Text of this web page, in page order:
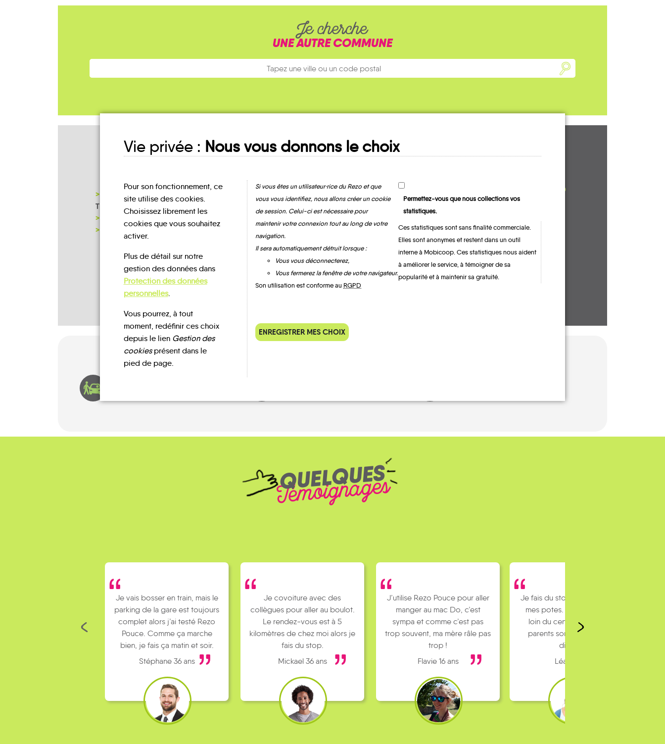
Je cherche
UNE AUTRE COMMUNE
Mes lieux
AGENCE DE LA MOBILITÉ -
TRANSPORTS
MAISON FRANCE SERVICES
NOTRE PAGE D'INSCRIPTION
Ma fiche
Lunéville
UN AVIS, UN
À PARTAGER ?
CONTACTEZ-NOUS !
QUELQUES
Témoignages
Je vais bosser en train, mais le
parking de la gare est toujours
complet alors j’ai testé Rezo
Pouce. Comme ça marche
bien, je fais ça matin et soir.
Stéphane 36 ans
Je covoiture avec des
collègues pour aller au boulot.
Le rendez-vous est à 5
kilomètres de chez moi alors je
fais du stop.
Mickael 36 ans
J’utilise Rezo Pouce pour aller
manger au mac Do, c’est
sympa et comme c’est pas
trop souvent, ma mère râle pas
trop !
Flavie 16 ans
Je fais du stop pour rejoindre
mes potes. J’habite un peu
loin du centre ville et mes
parents sont pas toujours
dispo…
Léa 16 ans
Vie privée : Nous vous donnons le choix
Pour son fonctionnement, ce
site utilise des cookies.
Choisissez librement les
cookies que vous souhaitez
activer.
Plus de détail sur notre
gestion des données dans
Protection des données
personnelles.
Vous pourrez, à tout
moment, redéfinir ces choix
depuis le lien Gestion des
cookiesprésent dans le
pied de page.
Si vous êtes un utilisateur·rice du Rezo et que
vous vous identifiez, nous allons créer un cookie
de session. Celui-ci est nécessaire pour
maintenir votre connexion tout au long de votre
navigation.
Il sera automatiquement détruit lorsque :
Vous vous déconnecterez,
Vous fermerez la fenêtre de votre navigateur.
Son utilisation est conforme au RGPD
Permettez-vous que nous collections vos
statistiques.
Ces statistiques sont sans finalité commerciale.
Elles sont anonymes et restent dans un outil
interne à Mobicoop. Ces statistiques nous aident
à améliorer le service, à témoigner de sa
popularité et à maintenir sa gratuité.
ENREGISTRER MES CHOIX